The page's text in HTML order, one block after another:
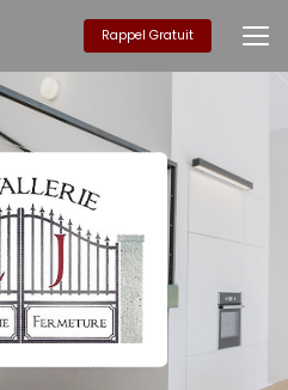
Rappel Gratuit